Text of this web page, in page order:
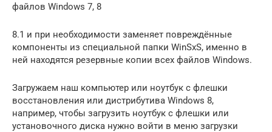
файлов Windows 7, 8
8.1 и при необходимости заменяет повреждённые
компоненты из специальной папки WinSxS, именно в
ней находятся резервные копии всех файлов Windows.
Загружаем наш компьютер или ноутбук с флешки
восстановления или дистрибутива Windows 8,
например, чтобы загрузить ноутбук с флешки или
установочного диска нужно войти в меню загрузки